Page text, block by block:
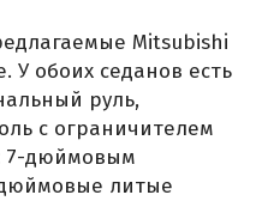
Mitsubishi
У обоих седанов есть
руль,
с ограничителем
7-дюймовым
литые